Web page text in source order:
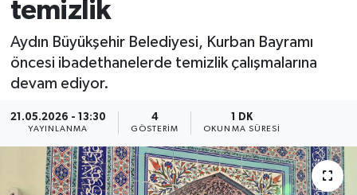
temizlik
Aydın Büyükşehir Belediyesi, Kurban Bayramı
öncesi ibadethanelerde temizlik çalışmalarına
devam ediyor.
21.05.2026 - 13:30
YAYINLANMA
4
GÖSTERIM
1 DK
OKUNMA SÜRESI